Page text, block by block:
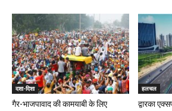
दशा-दिशा
गैर-भाजपावाद की कामयाबी के लिए
हलचल
द्वारका